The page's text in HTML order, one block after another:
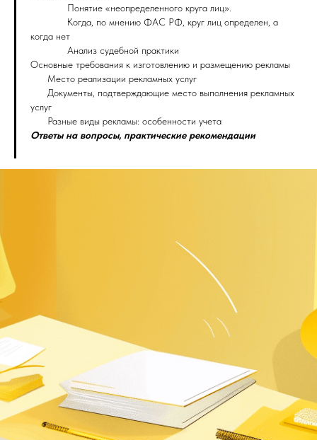
Понятие «неопределенного круга лиц».
Когда, по мнению ФАС РФ, круг лиц определен, а
когда нет
Анализ судебной практики
Основные требования к изготовлению и размещению рекламы
Место реализации рекламных услуг
Документы, подтверждающие место выполнения рекламных
услуг
Разные виды рекламы: особенности учета
Ответы на вопросы, практические рекомендации